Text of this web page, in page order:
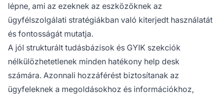
lépne, ami az ezeknek az eszközöknek az
ügyfélszolgálati stratégiákban való kiterjedt használatát
és fontosságát mutatja.
A jól strukturált tudásbázisok és GYIK szekciók
nélkülözhetetlenek minden hatékony help desk
számára. Azonnali hozzáférést biztosítanak az
ügyfeleknek a megoldásokhoz és információkhoz,